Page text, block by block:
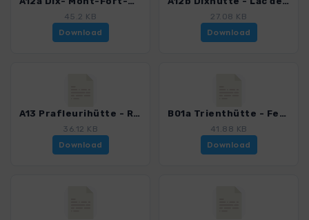
45.2 KB
Download
27.08 KB
Download
A13 Prafleurihütte - Rosablanche - Col de la Chaux - Mont-Fort-Hütte.gpx
36.12 KB
Download
B01a Trienthütte - Fenetre de Saleina - Col de la Grande Lui - La Fouly.gpx
41.88 KB
Download